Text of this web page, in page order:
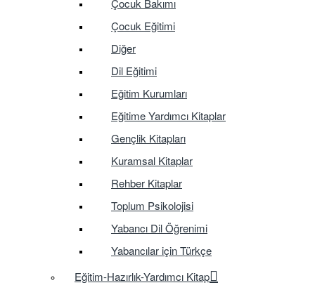
Çocuk Eğitimi
Diğer
Dil Eğitimi
Eğitim Kurumları
Eğitime Yardımcı Kitaplar
Gençlik Kitapları
Kuramsal Kitaplar
Rehber Kitaplar
Toplum Psikolojisi
Yabancı Dil Öğrenimi
Yabancılar için Türkçe
Eğitim-Hazırlık-Yardımcı Kitap